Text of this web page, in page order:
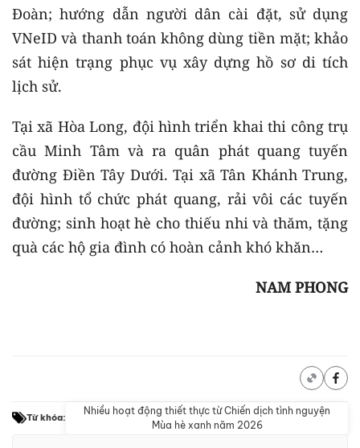
Đoàn; hướng dẫn người dân cài đặt, sử dụng
VNeID và thanh toán không dùng tiền mặt; khảo
sát hiện trạng phục vụ xây dựng hồ sơ di tích
lịch sử.
Tại xã Hòa Long, đội hình triển khai thi công trụ
cầu Minh Tâm và ra quân phát quang tuyến
đường Điền Tây Dưới. Tại xã Tân Khánh Trung,
đội hình tổ chức phát quang, rải vôi các tuyến
đường; sinh hoạt hè cho thiếu nhi và thăm, tặng
quà các hộ gia đình có hoàn cảnh khó khăn…
NAM PHONG
Từ khóa:
Nhiều hoạt động thiết thực từ Chiến dịch tình nguyện
Mùa hè xanh năm 2026